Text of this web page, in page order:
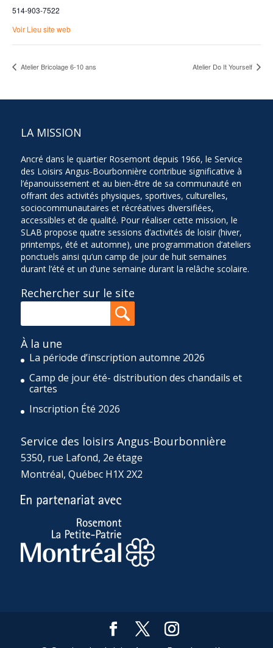
514-903-7522
Voir Lieu site web
Atelier Bricolage 6-10 ans Atelier Do It Yourself
LA MISSION
Ancré dans le quartier Rosemont depuis 1966, le Service
des Loisirs Angus-Bourbonnière contribue significative à
l’épanouissement et au bien-être de sa communauté en
offrant des activités physiques, sportives, culturelles,
sociocommunautaires et récréatives diversifiées,
accessibles et de qualité. Pour réaliser cette mission, le
SLAB propose quatre sessions d’activités de loisir (hiver,
printemps, été et automne), une programmation d’ateliers
ponctuels ainsi qu’un camp de jour de huit semaines
durant l’été et un d’une semaine durant la relâche scolaire.
Rechercher sur le site
À la une
La période d’inscription automne 2026
Camp de jour été- distribution des chandails et
cartes
Inscription Été 2026
Service des loisirs Angus-Bourbonnière
5350, rue Lafond, 2e étage
Montréal, Québec H1X 2X2